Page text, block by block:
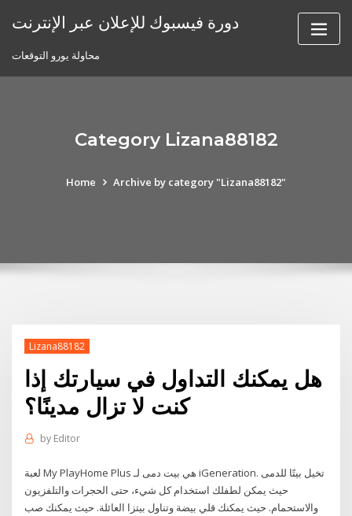
دورة فيسبوك للإعلان عبر الإنترنت
محاولة يورو التوقعات
Category Lizana88182
Home Archive by category "Lizana88182"
Lizana88182
هل يمكنك التداول في سيارتك إذا
كنت لا تزال مدينًا؟
by Editor
لعبة My PlayHome Plus هي بيت دمى لـ iGeneration. تخيل بيتًا للدمى
حيث يمكن لطفلك استخدام كل شيء، حتى الحجرات والتلفزيون
والاستحمام. حيث يمكنك قلي بيضة وتناول بيتزا العائلة. حيث يمكنك صب